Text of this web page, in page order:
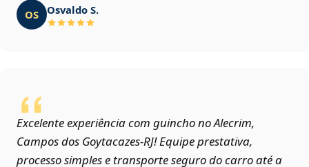
OS Osvaldo S.
Excelente experiência com guincho no Alecrim,
Campos dos Goytacazes‑RJ! Equipe prestativa,
processo simples e transporte seguro do carro até a